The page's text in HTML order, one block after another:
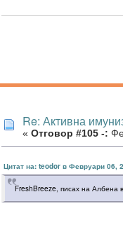
Re: Активна
« Отговор #105 -:
Цитат на: teodor в Февруари 06,
FreshBreeze, писах на Албена